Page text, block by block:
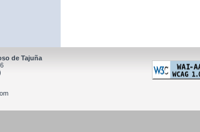
de Tajuña